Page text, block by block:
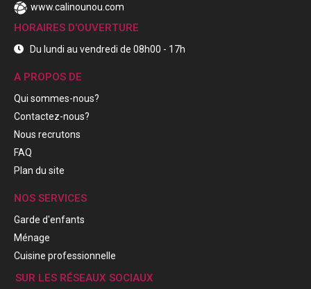
www.calinounou.com
HORAIRES D'OUVERTURE
Du lundi au vendredi de 08h00 - 17h
A PROPOS DE
Qui sommes-nous?
Contactez-nous?
Nous recrutons
FAQ
Plan du site
NOS SERVICES
Garde d'enfants
Ménage
Cuisine professionnelle
SUR LES RÉSEAUX SOCIAUX